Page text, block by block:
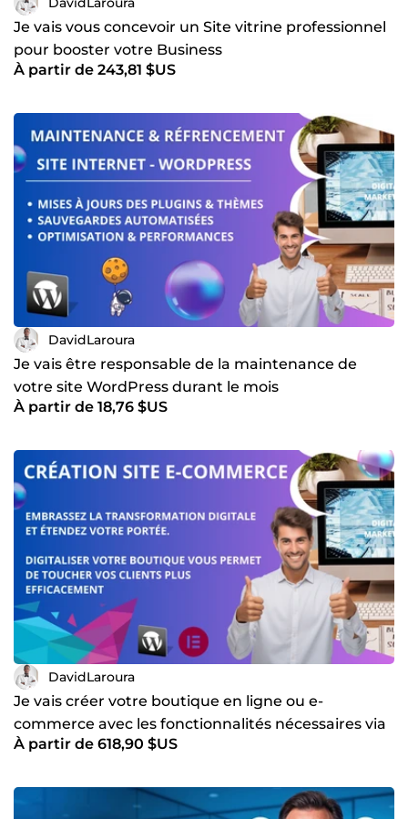
Je vais vous concevoir un Site vitrine professionnel
pour booster votre Business
À partir de 243,81 $US
DavidLaroura
Je vais être responsable de la maintenance de
votre site WordPress durant le mois
À partir de 18,76 $US
DavidLaroura
Je vais créer votre boutique en ligne ou e-
commerce avec les fonctionnalités nécessaires via
WooCommerce
À partir de 618,90 $US